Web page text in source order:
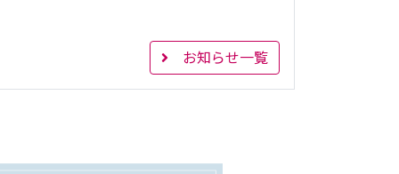
お知らせ一覧